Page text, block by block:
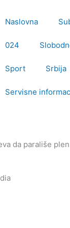
Naslovna
024
Sport Srbija
Servisne
da parališe